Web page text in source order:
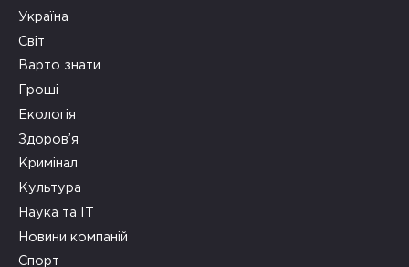
Україна
Світ
Варто знати
Гроші
Екологія
Здоров’я
Кримінал
Культура
Наука та ІТ
Новини компаній
Спорт